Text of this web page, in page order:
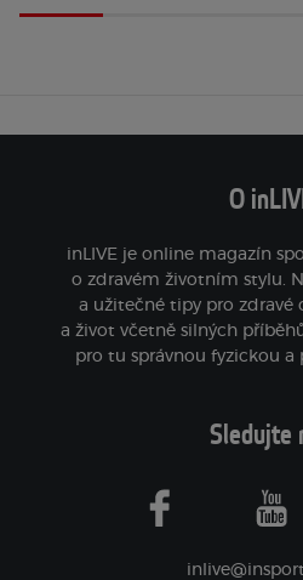
O
inLIVE je online magazín
o zdravém životním stylu.
a užitečné tipy pro zdravé
a život včetně silných
pro tu správnou fyzickou a
Sledujte
facebook